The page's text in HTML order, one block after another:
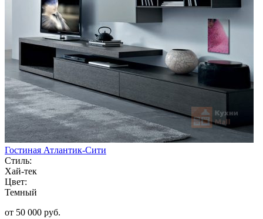
Гостиная Атлантик-Сити
Стиль:
Хай-тек
Цвет:
Темный
от 50 000 руб.